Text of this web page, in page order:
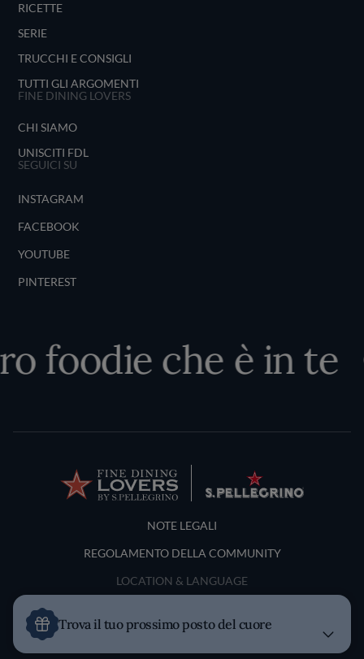
RICETTE
SERIE
TRUCCHI E CONSIGLI
TUTTI GLI ARGOMENTI
FINE DINING LOVERS
CHI SIAMO
UNISCITI FDL
SEGUICI SU
INSTAGRAM
FACEBOOK
YOUTUBE
PINTEREST
foodie che è in te
Terms and Conditions
NOTE LEGALI
REGOLAMENTO DELLA COMMUNITY
LOCATION & LANGUAGE
Trova il tuo prossimo posto del cuore